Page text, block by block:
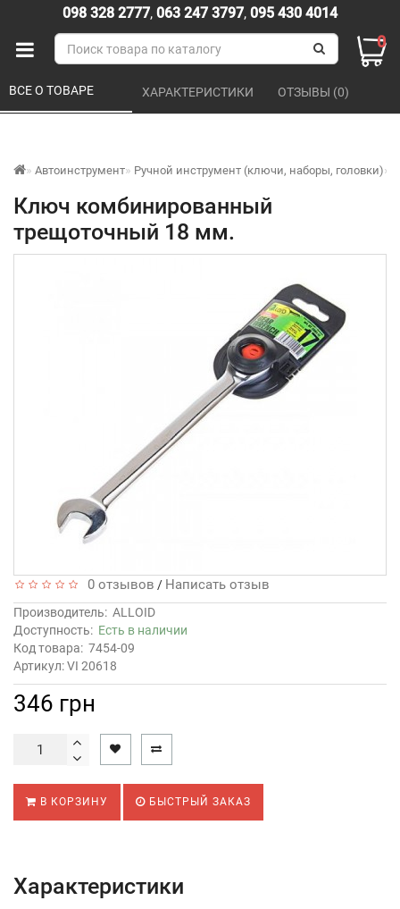
098 328 2777, 063 247 3797, 095 430 4014
0
Автоинструмент Ручной инструмент (ключи, наборы, головки)
Ключ комбинированный
трещоточный 18 мм.
ВСЕ О ТОВАРЕ ХАРАКТЕРИСТИКИ ОТЗЫВЫ (0)
0 отзывов / Написать отзыв
Производитель: ALLOID
Доступность: Есть в наличии
Код товара: 7454-09
Артикул: VI 20618
346 грн
В КОРЗИНУ БЫСТРЫЙ ЗАКАЗ
Характеристики